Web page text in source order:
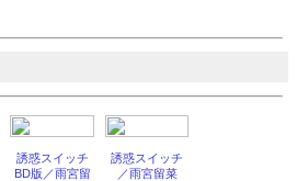
誘惑スイッチ
BD版／雨宮留
誘惑スイッチ
／雨宮留菜